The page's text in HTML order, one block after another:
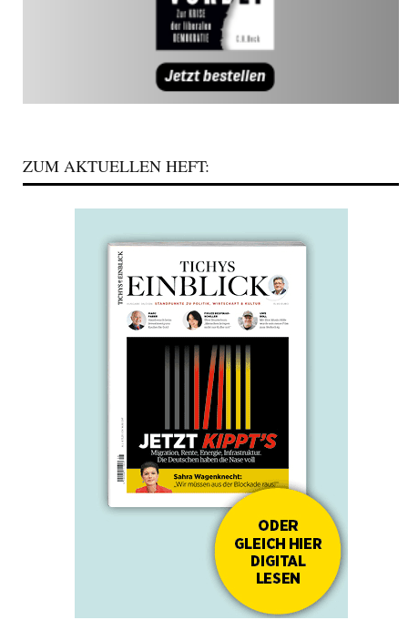
ZUM AKTUELLEN HEFT: